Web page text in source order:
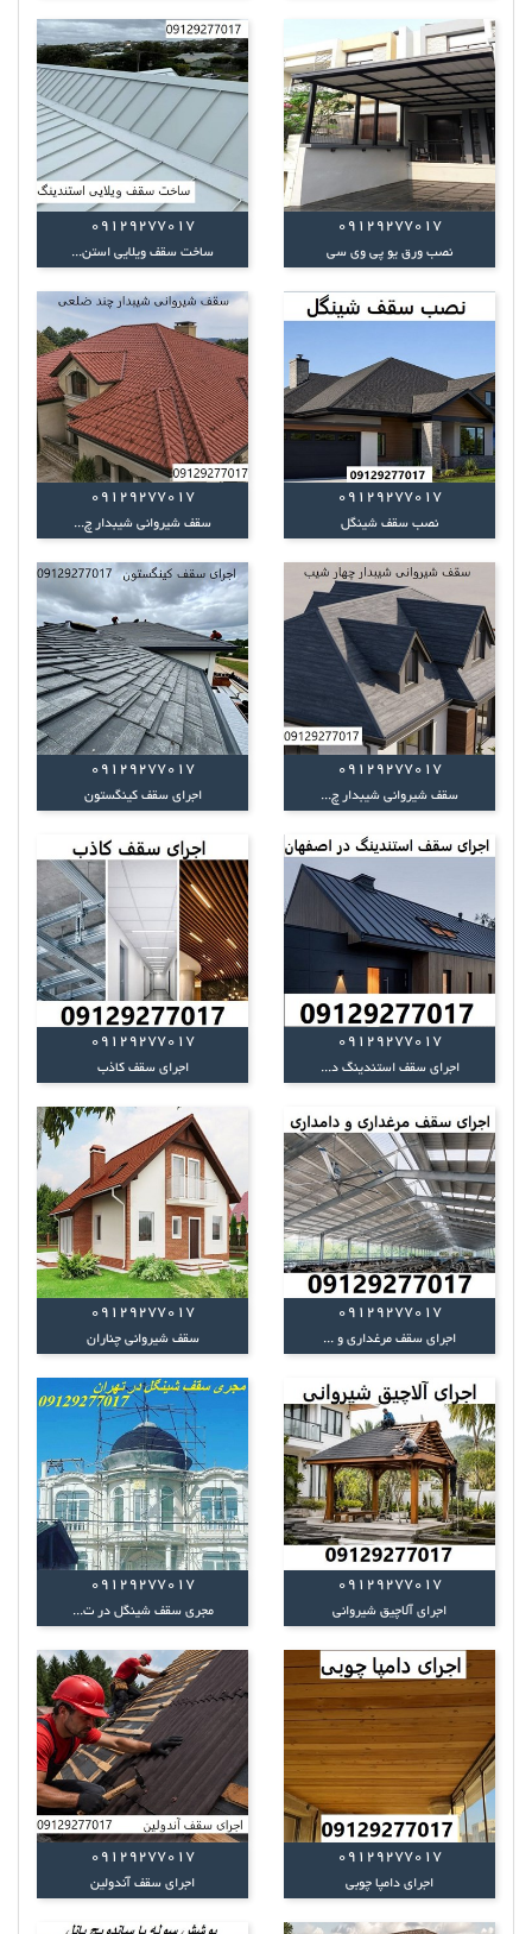
09129277017
نصب ورق یو پی وی سی
09129277017
ساخت سقف ویلایی استن...
09129277017
نصب سقف شینگل
09129277017
سقف شیروانی شیبدار چ...
09129277017
سقف شیروانی شیبدار چ...
09129277017
اجرای سقف کینگستون
09129277017
اجرای سقف استندینگ د...
09129277017
اجرای سقف کاذب
09129277017
اجرای سقف مرغداری و ...
09129277017
سقف شیروانی چناران
09129277017
اجرای آلاچیق شیروانی
09129277017
مجری سقف شینگل در ت...
09129277017
اجرای دامپا چوبی
09129277017
اجرای سقف آندولین